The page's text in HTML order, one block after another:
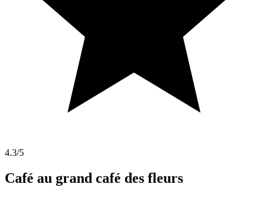
4.3/5
Café au grand café des fleurs